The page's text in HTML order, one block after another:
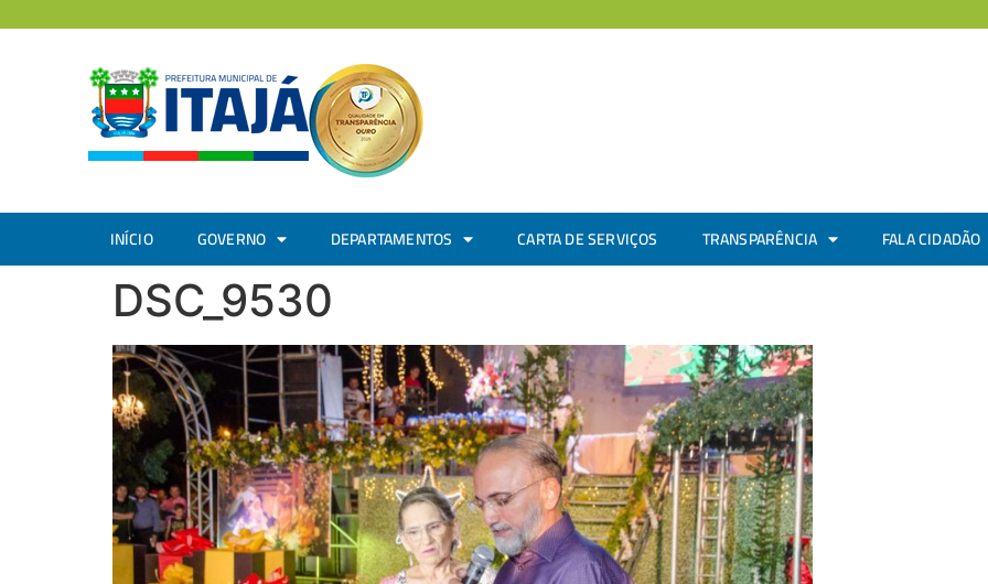
INÍCIO GOVERNO DEPARTAMENTOS CARTA DE SERVIÇOS TRANSPARÊNCIA FALA CIDADÃO
DSC_9530